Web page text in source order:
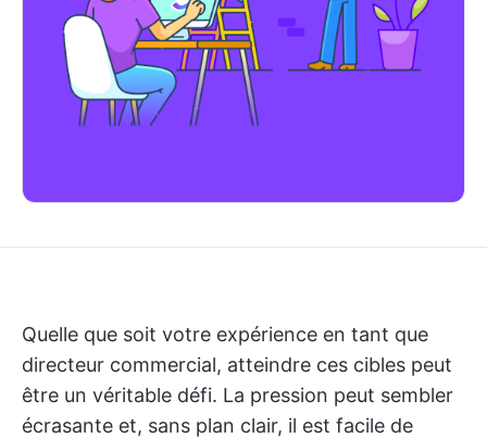
Quelle que soit votre expérience en tant que
directeur commercial, atteindre ces cibles peut
être un véritable défi. La pression peut sembler
écrasante et, sans plan clair, il est facile de